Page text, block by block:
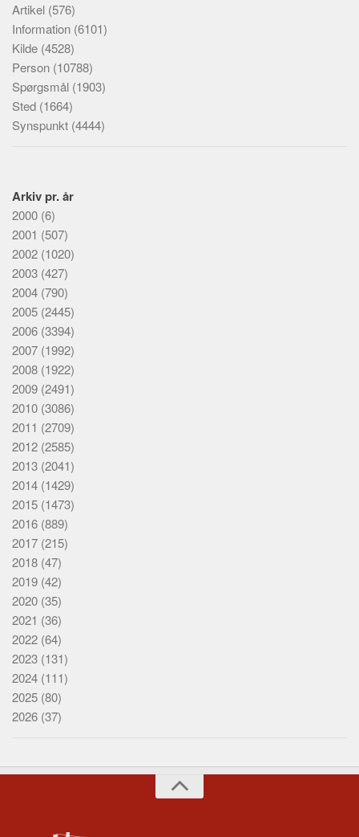
Artikel (576)
Information (6101)
Kilde (4528)
Person (10788)
Spørgsmål (1903)
Sted (1664)
Synspunkt (4444)
Arkiv pr. år
2000 (6)
2001 (507)
2002 (1020)
2003 (427)
2004 (790)
2005 (2445)
2006 (3394)
2007 (1992)
2008 (1922)
2009 (2491)
2010 (3086)
2011 (2709)
2012 (2585)
2013 (2041)
2014 (1429)
2015 (1473)
2016 (889)
2017 (215)
2018 (47)
2019 (42)
2020 (35)
2021 (36)
2022 (64)
2023 (131)
2024 (111)
2025 (80)
2026 (37)